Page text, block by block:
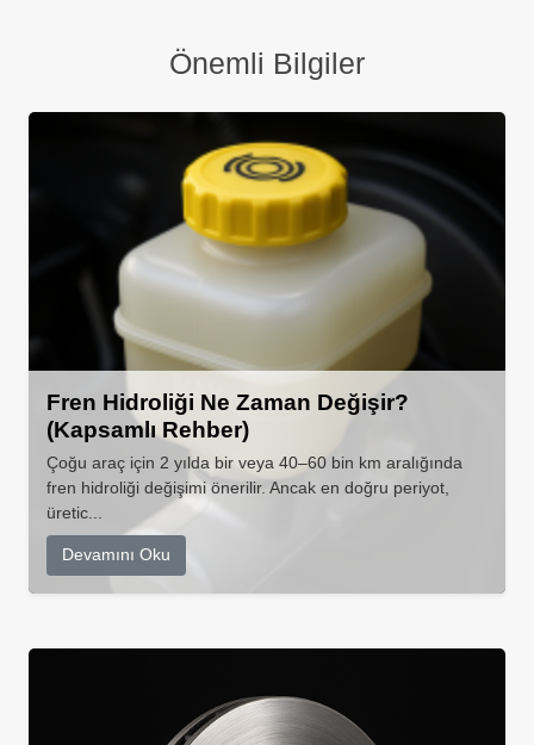
Önemli Bilgiler
Fren Hidroliği Ne Zaman Değişir?
(Kapsamlı Rehber)
Çoğu araç için 2 yılda bir veya 40–60 bin km aralığında
fren hidroliği değişimi önerilir. Ancak en doğru periyot,
üretic...
Devamını Oku